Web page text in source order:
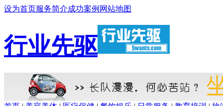
设为首页服务简介成功案例 网站地图
行业先驱